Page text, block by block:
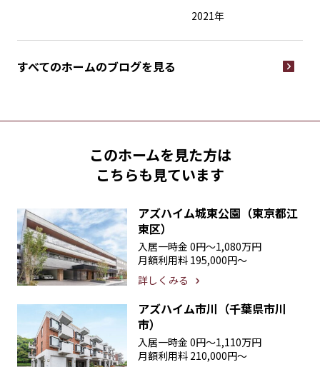
2021年
すべてのホームのブログを見る
このホームを見た方は
こちらも見ています
アズハイム城東公園（東京都江
東区）
入居一時金 0円〜1,080万円
月額利用料 195,000円〜
詳しくみる
アズハイム市川（千葉県市川
市）
入居一時金 0円〜1,110万円
月額利用料 210,000円〜